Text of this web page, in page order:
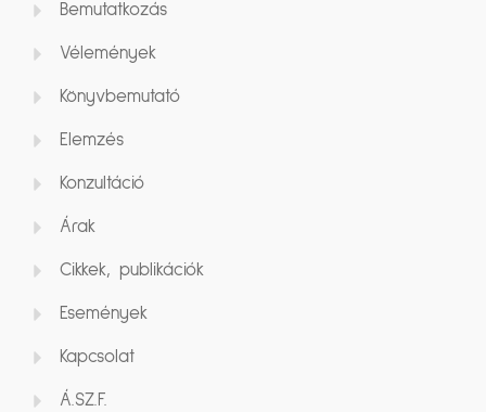
Bemutatkozás
Vélemények
Könyvbemutató
Elemzés
Konzultáció
Árak
Cikkek, publikációk
Események
Kapcsolat
Á.SZ.F.